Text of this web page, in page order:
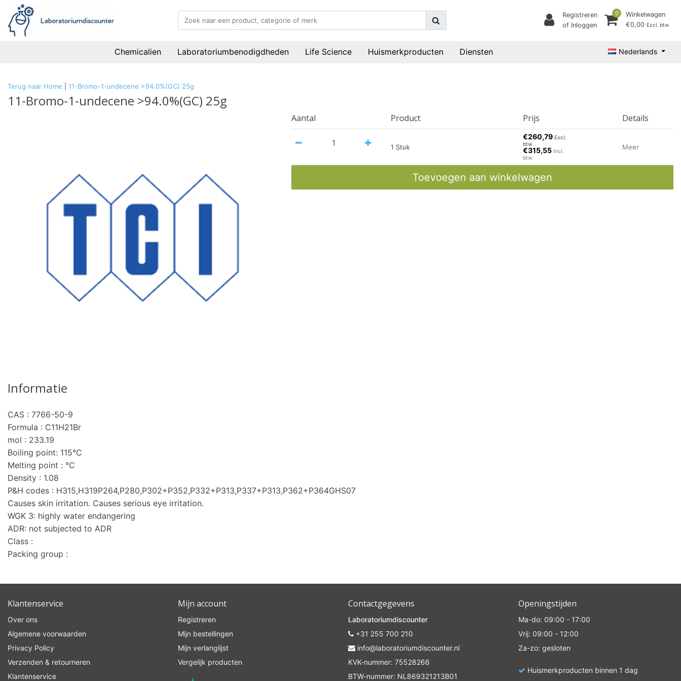
Registreren
of Inloggen
0
Winkelwagen
€0,00 Excl. btw
Chemicalien Laboratoriumbenodigdheden Life Science Huismerkproducten Diensten Nederlands
Terug naar Home 11-Bromo-1-undecene >94.0%(GC) 25g
11-Bromo-1-undecene >94.0%(GC) 25g
Aantal Product Prijs Details
1 Stuk
€260,79 Excl.
btw
€315,55 Incl.
btw
Meer
Toevoegen aan winkelwagen
Informatie
CAS : 7766-50-9
Formula : C11H21Br
mol : 233.19
Boiling point: 115°C
Melting point : °C
Density : 1.08
P&H codes : H315,H319P264,P280,P302+P352,P332+P313,P337+P313,P362+P364GHS07
Causes skin irritation. Causes serious eye irritation.
WGK 3: highly water endangering
ADR: not subjected to ADR
Class :
Packing group :
Klantenservice
Over ons
Algemene voorwaarden
Privacy Policy
Verzenden & retourneren
Klantenservice
Mijn account
Registreren
Mijn bestellingen
Mijn verlanglijst
Vergelijk producten
Contactgegevens
Laboratoriumdiscounter
+31 255 700 210
info@laboratoriumdiscounter.nl
KVK-nummer: 75528266
BTW-nummer: NL869321213B01
Openingstijden
Ma-do: 09:00 - 17:00
Vrij: 09:00 - 12:00
Za-zo: gesloten
Huismerkproducten binnen 1 dag